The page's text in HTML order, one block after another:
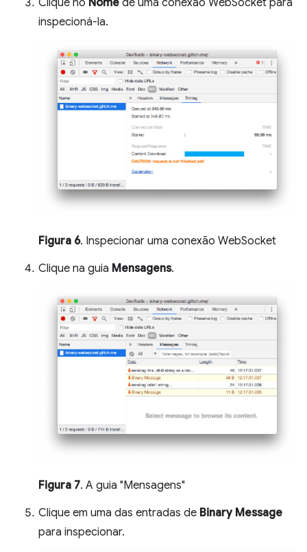
Clique no Nome de uma conexão WebSocket para
inspecioná-la.
Figura 6. Inspecionar uma conexão WebSocket
Clique na guia Mensagens.
Figura 7. A guia "Mensagens"
Clique em uma das entradas de Binary Message
para inspecionar.